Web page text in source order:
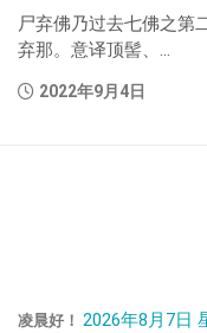
尸弃佛乃过去七佛之第
弃那。意译顶髻、...
2022年9月4日
凌晨好！ 2026年8月7日